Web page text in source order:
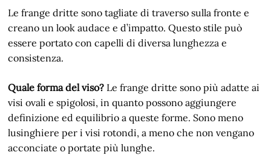
Le frange dritte sono tagliate di traverso sulla fronte e
creano un look audace e d’impatto. Questo stile può
essere portato con capelli di diversa lunghezza e
consistenza.
Quale forma del viso? Le frange dritte sono più adatte ai
visi ovali e spigolosi, in quanto possono aggiungere
definizione ed equilibrio a queste forme. Sono meno
lusinghiere per i visi rotondi, a meno che non vengano
acconciate o portate più lunghe.